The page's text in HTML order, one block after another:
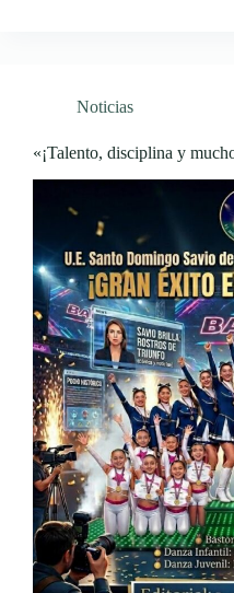
Noticias
«¡Talento, disciplina y